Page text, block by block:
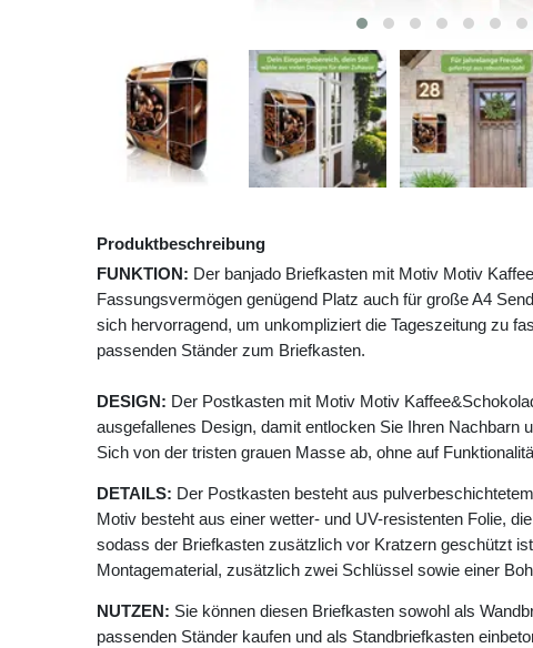
Produktbeschreibung
FUNKTION: Der banjado Briefkasten mit Motiv Motiv
Fassungsvermögen genügend Platz auch für große A4
sich hervorragend, um unkompliziert die Tageszeitung zu
passenden Ständer zum Briefkasten.
DESIGN: Der Postkasten mit Motiv Motiv
ausgefallenes Design, damit entlocken Sie Ihren Nachbarn
Sich von der tristen grauen Masse ab, ohne auf
DETAILS: Der Postkasten besteht aus
Motiv besteht aus einer wetter- und UV-resistenten Folie,
sodass der Briefkasten zusätzlich vor Kratzern geschützt
Montagematerial, zusätzlich zwei Schlüssel sowie einer
NUTZEN: Sie können diesen Briefkasten sowohl als
passenden Ständer kaufen und als Standbriefkasten